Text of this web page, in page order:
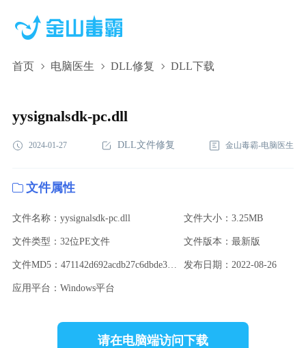
首页 电脑医生 DLL修复 DLL下载
yysignalsdk-pc.dll,yysignalsdk-pc.dll下载,yysignalsdk-pc.dll修复
yysignalsdk-pc.dll
2024-01-27 DLL文件修复 金山毒霸-电脑医生
文件属性
文件名称：yysignalsdk-pc.dll 文件大小：3.25MB
文件类型：32位PE文件 文件版本：最新版
文件MD5：471142d692acdb27c6dbde32c23029a3 发布日期：2022-08-26
应用平台：Windows平台
请在电脑端访问下载